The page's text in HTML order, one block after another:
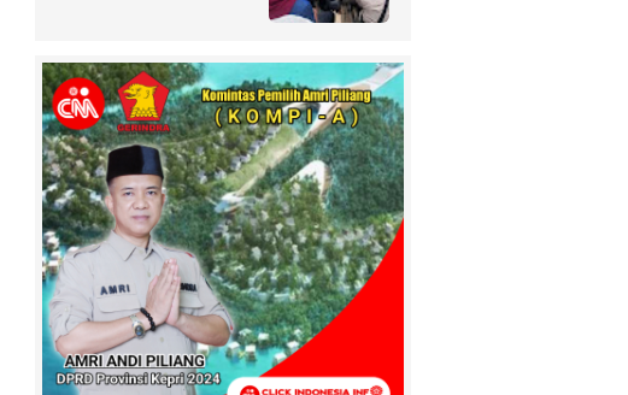
Usai Diteror,
Ketua TRINUSA
Resmi Laporkan
Ancaman ke
Polresta
Pasuruan
Terekam CCTV!
Pengurus Masjid
Alzayn 1
Tembilahan Kasih
Ultimatum
Pencuri Sendal, Kasihan Kalau
Sampai Ke Sel